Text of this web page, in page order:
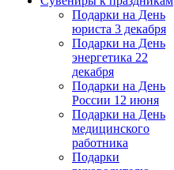
Подарки на День
юриста 3 декабря
Подарки на День
энергетика 22
декабря
Подарки на День
России 12 июня
Подарки на День
медицинского
работника
Подарки